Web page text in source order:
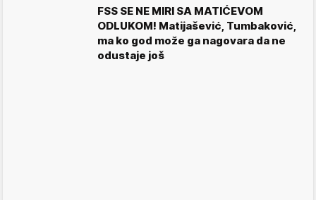
FSS SE NE MIRI SA MATIĆEVOM
ODLUKOM! Matijašević, Tumbaković,
ma ko god može ga nagovara da ne
odustaje još